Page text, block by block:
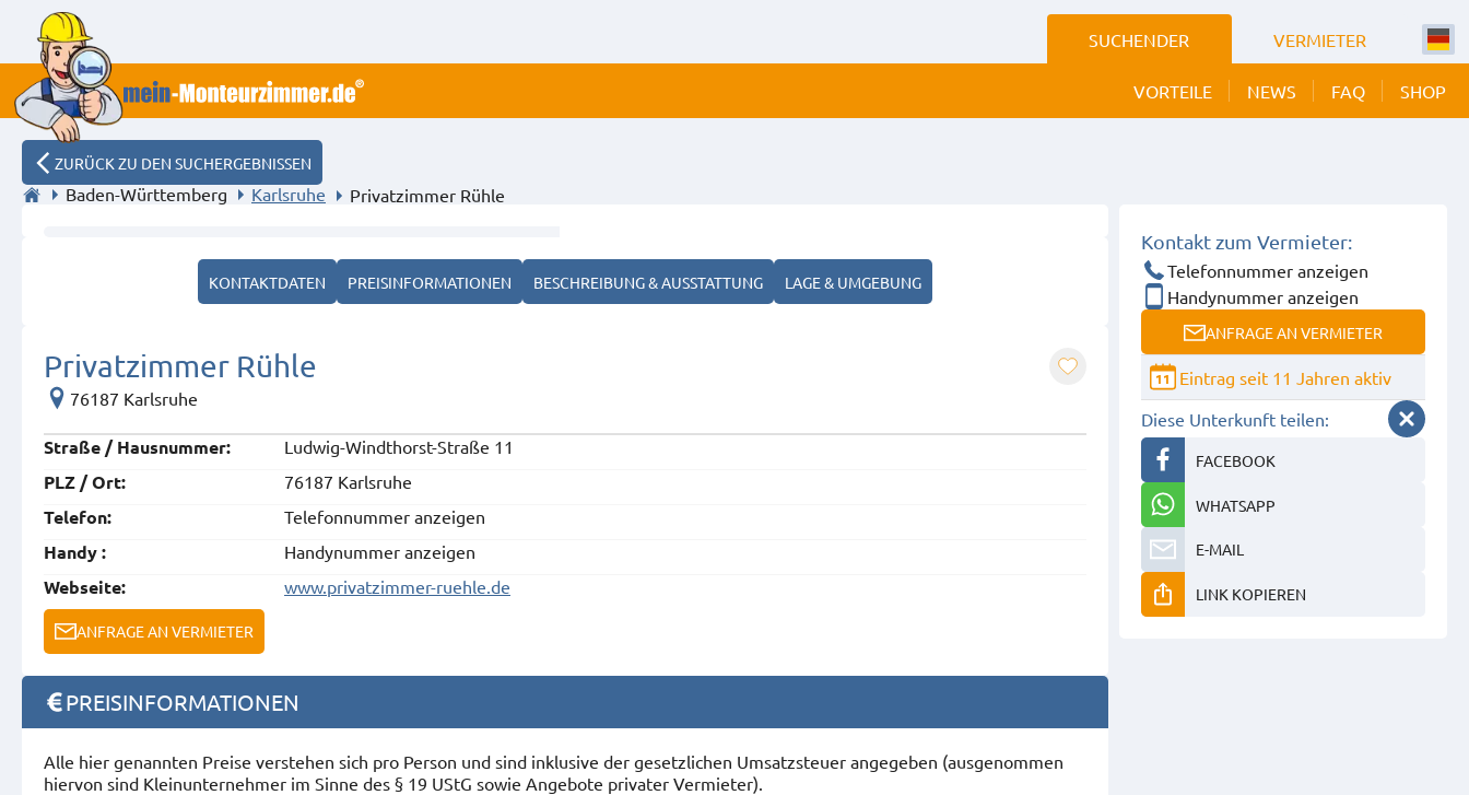
SUCHENDER VERMIETER
VORTEILE NEWS FAQ SHOP
ZURÜCK ZU DEN SUCHERGEBNISSEN
Baden-Württemberg Karlsruhe
Privatzimmer Rühle
KONTAKTDATEN PREISINFORMATIONEN BESCHREIBUNG & AUSSTATTUNG LAGE & UMGEBUNG
Privatzimmer Rühle
76187 Karlsruhe
Straße / Hausnummer: Ludwig-Windthorst-Straße 11
PLZ / Ort: 76187 Karlsruhe
Telefon: Telefonnummer anzeigen
Handy : Handynummer anzeigen
Webseite: www.privatzimmer-ruehle.de
ANFRAGE AN VERMIETER
PREISINFORMATIONEN
Alle hier genannten Preise verstehen sich pro Person und sind inklusive der gesetzlichen Umsatzsteuer angegeben (ausgenommen
hiervon sind Kleinunternehmer im Sinne des § 19 UStG sowie Angebote privater Vermieter).
Kontakt zum Vermieter:
Telefonnummer anzeigen
Handynummer anzeigen
ANFRAGE AN VERMIETER
11
Eintrag seit 11 Jahren aktiv
Diese Unterkunft teilen:
FACEBOOK
WHATSAPP
E-MAIL
LINK KOPIEREN